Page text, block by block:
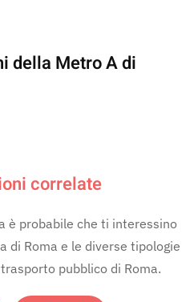
della Metro A di
correlate
è probabile che ti interessino
di Roma e le diverse tipologie
pubblico di Roma.